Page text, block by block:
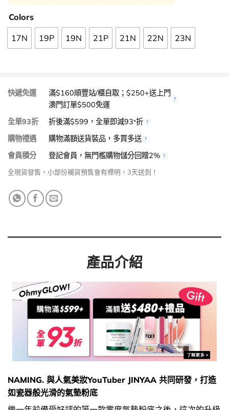
Colors
17N 19P 19N 21P 21N 22N 23N
快遞免運
滿$160順豐站/櫃自取；$250+送上門
澳門訂單$500免運
全單93折
折後滿$599，全單即減93*折
購物禮遇
購物滿額送貨裝品，多買多送
會員積分
登記會員，無門檻購物儲分回贈2%
全現貨發售，小部份補貨預售會有標明，3天送到！
產品介紹
NAMING. 與人氣美妝YouTuber JINYAA 共同研發，打造
如瓷器般光滑的氣墊粉底